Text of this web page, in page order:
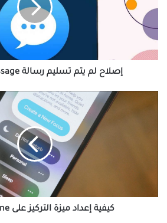
رسالة
iMessage
على
إصلاح لم يتم تسليم رسالة iMessage على Mac
كيفية إعداد ميزة التركيز على iPhone و iPad